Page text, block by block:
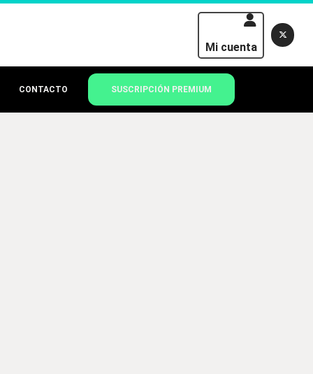
Mi cuenta
CONTACTO SUSCRIPCIÓN PREMIUM